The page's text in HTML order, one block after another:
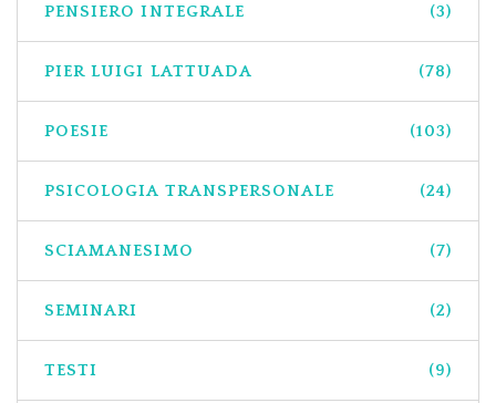
PENSIERO INTEGRALE (3)
PIER LUIGI LATTUADA (78)
POESIE (103)
PSICOLOGIA TRANSPERSONALE (24)
SCIAMANESIMO (7)
SEMINARI (2)
TESTI (9)